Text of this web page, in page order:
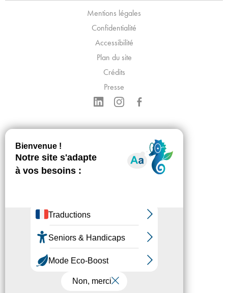
Mentions légales
Confidentialité
Accessibilité
Plan du site
Crédits
Presse